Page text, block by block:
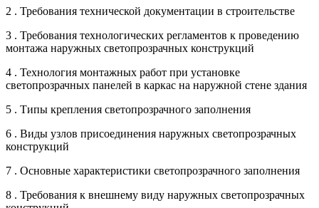
2 . Требования технической документации в строительстве
3 . Требования технологических регламентов к проведению
монтажа наружных светопрозрачных конструкций
4 . Технология монтажных работ при установке
светопрозрачных панелей в каркас на наружной стене здания
5 . Типы крепления светопрозрачного заполнения
6 . Виды узлов присоединения наружных светопрозрачных
конструкций
7 . Основные характеристики светопрозрачного заполнения
8 . Требования к внешнему виду наружных светопрозрачных